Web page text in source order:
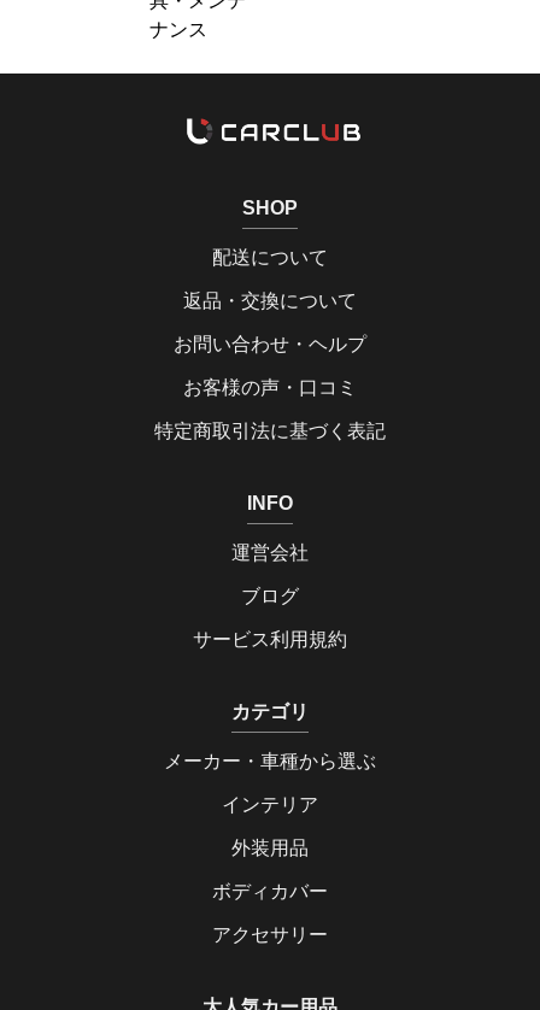
ナンス
SHOP
配送について
返品・交換について
お問い合わせ・ヘルプ
お客様の声・口コミ
特定商取引法に基づく表記
INFO
運営会社
ブログ
サービス利用規約
カテゴリ
メーカー・車種から選ぶ
インテリア
外装用品
ボディカバー
アクセサリー